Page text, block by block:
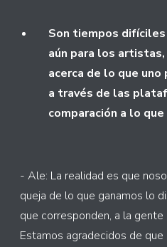
Son tiempos difíciles
aún para los
acerca de lo que
a través de las
comparación a lo que
- Ale: La realidad es que
queja de lo que ganamos lo
que corresponden, a la
Estamos agradecidos de